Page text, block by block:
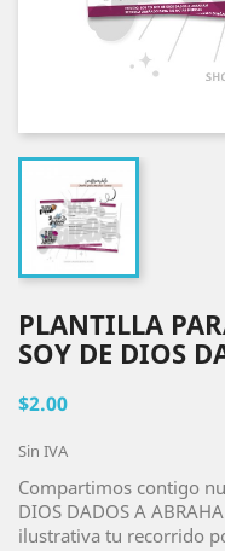
PLANTILLA
SOY DE DIOS
$2.00
Sin IVA
Compartimos contigo
DIOS DADOS A
ilustrativa tu recorrido